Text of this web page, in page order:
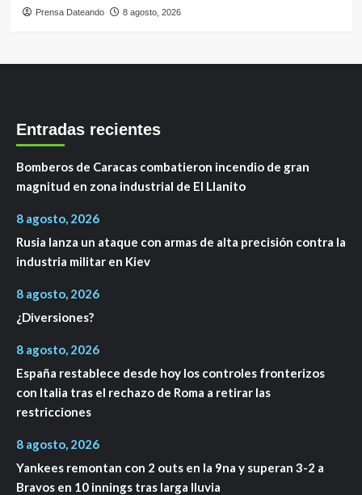
Prensa Dateando 8 agosto, 2026
Entradas recientes
Bomberos de Caracas combatieron incendio de gran
magnitud en zona industrial de El Llanito
8 agosto, 2026
Rusia lanza un ataque con armas de alta precisión contra la
industria militar en Kiev
8 agosto, 2026
¿Diversiones?
8 agosto, 2026
España restablece desde hoy los controles fronterizos
con Italia tras el rechazo de Roma a retirar las
restricciones
8 agosto, 2026
Yankees remontan con 2 outs en la 9na y superan 3-2 a
Bravos en 10 innings tras larga lluvia